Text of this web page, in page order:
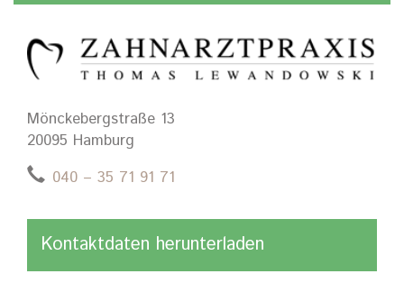
Mönckebergstraße 13
20095 Hamburg
040 – 35 71 91 71
Kontaktdaten herunterladen